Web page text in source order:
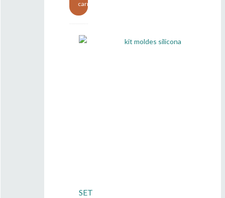
carrito
SET